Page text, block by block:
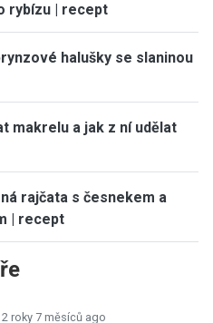
rybízu | recept
halušky se slaninou
makrelu a jak z ní udělat
rajčata s česnekem a
| recept
2 roky 7 měsíců ago